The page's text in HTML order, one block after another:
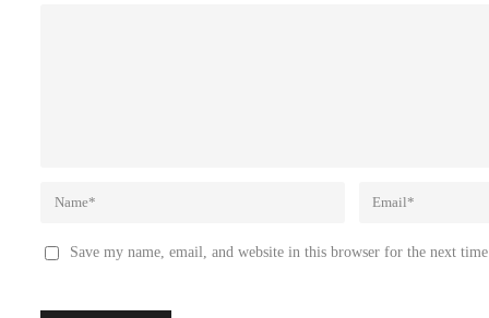
Save my name, email, and website in this browser for the next